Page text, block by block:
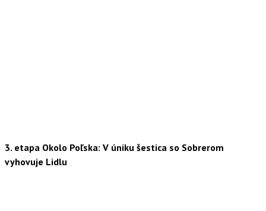
3. etapa Okolo Poľska: V úniku šestica so Sobrerom
vyhovuje Lidlu